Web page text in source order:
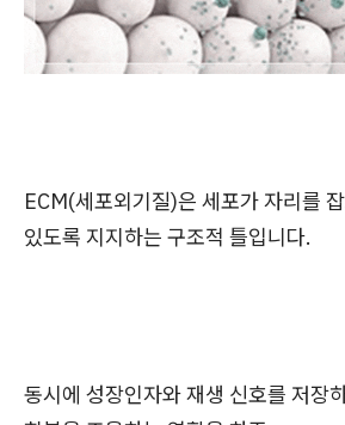
ECM(세포외기질)은 세포가 자리를
있도록 지지하는 구조적 틀입니다.
동시에 성장인자와 재생 신호를 저장